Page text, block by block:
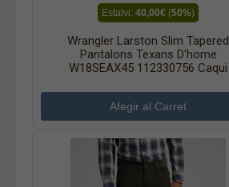
Estalvi: 40,00€ (50%)
Wrangler Larston Slim Tapered
Pantalons Texans D'home
W18SEAX45 112330756 Caqui